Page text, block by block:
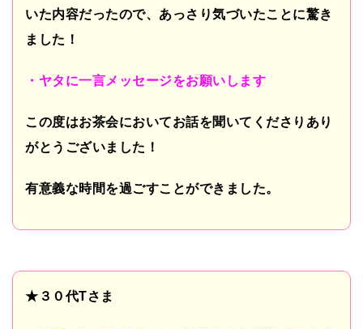
いた内容だったので、あっさり気づいたことに驚き
ました！
・ヤタに一言メッセージをお願いします
この度はお茶会においてお話を聞いてくださりあり
がとうございました！
有意義な時間を過ごすことができました。
★３０代Tさま